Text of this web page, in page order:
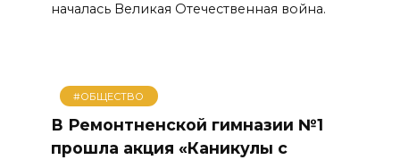
началась Великая Отечественная война.
#ОБЩЕСТВО
В Ремонтненской гимназии №1
прошла акция «Каникулы с